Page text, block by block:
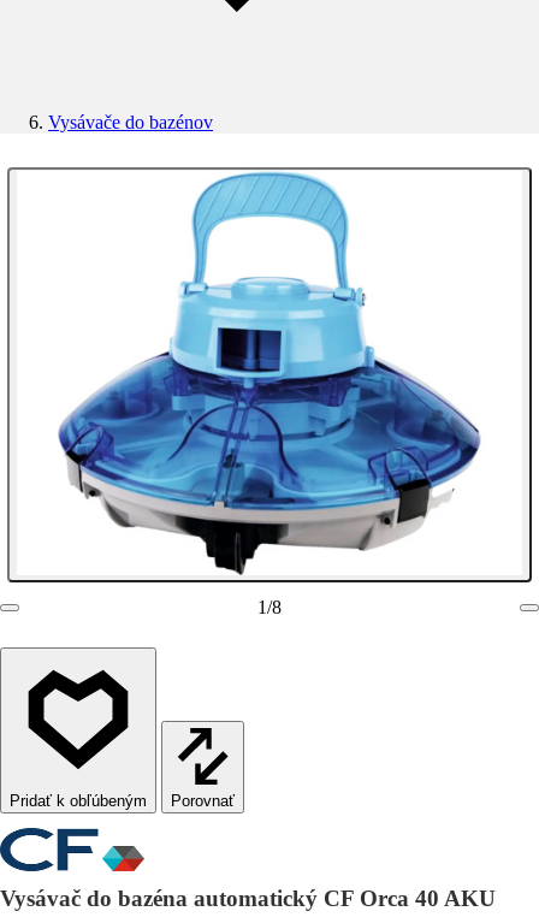
Vysávače do bazénov
1/8
Porovnať
Vysávač do bazéna automatický CF Orca 40 AKU